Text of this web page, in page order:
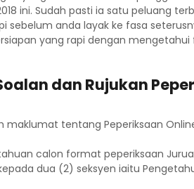
ini. Sudah pasti ia satu peluang
sebelum anda layak ke fasa
yang rapi dengan
dan Rujukan
maklumat tentang Peperiksaan
calon format peperiksaan
dua (2) seksyen iaitu